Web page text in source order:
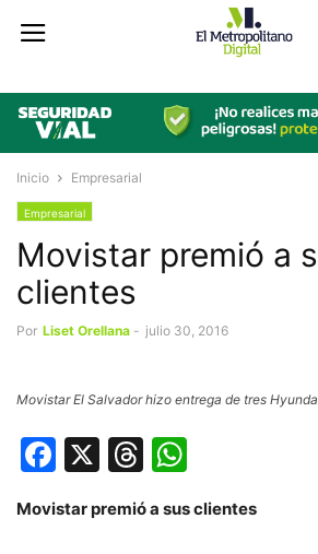
Inicio Empresarial
Empresarial
Movistar premió a
clientes
Por Liset Orellana - julio 30, 2016
Movistar El Salvador hizo entrega de tres
Facebook
X Threads
Movistar premió a sus clientes